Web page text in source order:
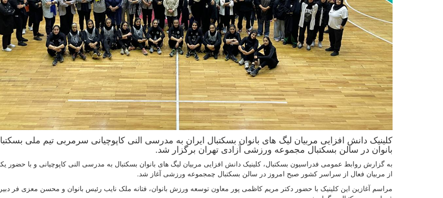
کلینیک دانش افزایی مربیان لیگ های بانوان بسکتبال ایران به مدرسی النی کاپوچیانی سرمربی تیم ملی
بانوان در سالن بسکتبال مجموعه ورزشی آزادی تهران برگزار شد.
به گزارش روابط عمومی فدراسیون بسکتبال، کلینیک دانش افزایی مربیان لیگ های بانوان بسکتبال به مدرسی النی کاپوچیانی و با حضور
از مربیان فعال از سراسر کشور صبح امروز در سالن بسکتبال چمجموعه ورزشی آغاز شد.
مراسم آغازین این کلینیک با حضور دکتر مریم کاظمی پور معاون توسعه ورزش بانوان، فتانه ملک نایب رئیس بانوان و محسن معزی فر